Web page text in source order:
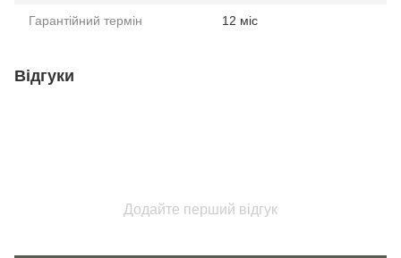
Гарантійний термін 12 міс
Відгуки
Додайте перший відгук